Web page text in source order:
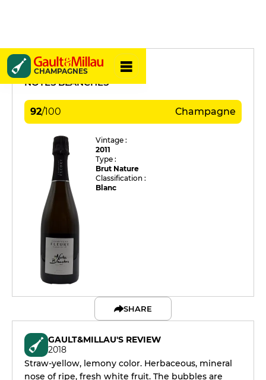
CHAMPAGNES
Fleury
NOTES BLANCHES
92/100 Champagne
Vintage :
2011
Type :
Brut Nature
Classification :
Blanc
SHARE
GAULT&MILLAU'S REVIEW
2018
Straw-yellow, lemony color. Herbaceous, mineral
nose of ripe, fresh white fruit. The bubbles are